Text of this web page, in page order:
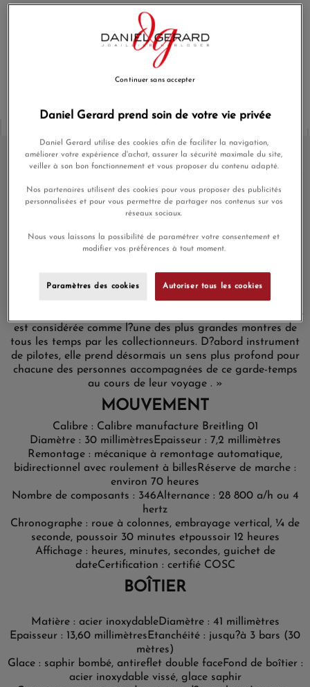
sans frais
autant appréciée des aviateurs que des créateurs de
tendance. Portée par un astronaute dans l?espace et par
les plus grandes célébrités, elle est le garde-temps le plus
emblématique de Breitling. Aujourd?hui, Breitling rend
hommage à cette légende en lançant une nouvelle
classiques tout en modernisant son design. « Nous n?
employons pas le terme d?icône à la légère », déclare
Georges Kern, PDG de Breitling. « La Navitimer est l?une
des montres les plus reconnaissables jamais fabriquées. Elle
est considérée comme l?une des plus grandes montres de
tous les temps par les collectionneurs. D?abord instrument
de pilotes, elle prend désormais un sens plus profond pour
chacune des personnes accompagnées de ce garde-temps
au cours de leur voyage . »
MOUVEMENT
Calibre : Calibre manufacture Breitling 01
Diamètre : 30 millimètres Epaisseur : 7,2 millimètres
Remontage : mécanique à remontage automatique,
bidirectionnel avec roulement à billes Réserve de marche :
environ 70 heures
Nombre de composants : 346Alternance : 28 800 a/h ou 4
hertz
Chronographe : roue à colonnes, embrayage vertical, ¼ de
seconde, poussoir 30 minutes etpoussoir 12 heures
Affichage : heures, minutes, secondes, guichet de
dateCertification : certifié COSC
BOÎTIER
Matière : acier inoxydableDiamètre : 41 millimètres
Epaisseur : 13,60 millimètres Etanchéité : jusqu?à 3 bars (30
mètres)
Glace : saphir bombé, antireflet double faceFond de boîtier :
acier inoxydable vissé, glace saphir
Daniel Gerard prend soin de votre vie privée
Daniel Gerard utilise des cookies afin de faciliter la navigation,
améliorer votre expérience d'achat, assurer la sécurité maximale du site,
veiller à son bon fonctionnement et vous proposer du contenu adapté.
Nos partenaires utilisent des cookies pour vous proposer des publicités
personnalisées et pour vous permettre de partager nos contenus sur vos
réseaux sociaux.
Nous vous laissons la possibilité de paramétrer votre consentement et
modifier vos préférences à tout moment.
Paramètres des cookies Autoriser tous les cookies
Continuer sans accepter